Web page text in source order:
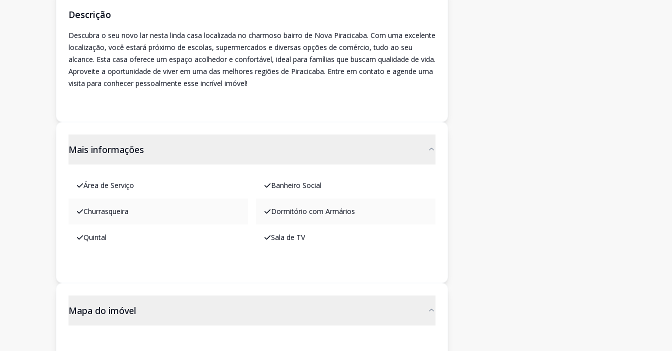
Descrição
Descubra o seu novo lar nesta linda casa localizada no charmoso bairro de Nova Piracicaba. Com uma excelente
localização, você estará próximo de escolas, supermercados e diversas opções de comércio, tudo ao seu
alcance. Esta casa oferece um espaço acolhedor e confortável, ideal para famílias que buscam qualidade de vida.
Aproveite a oportunidade de viver em uma das melhores regiões de Piracicaba. Entre em contato e agende uma
visita para conhecer pessoalmente esse incrível imóvel!
Mais informações
Área de Serviço Banheiro Social
Churrasqueira Dormitório com Armários
Quintal Sala de TV
Mapa do imóvel